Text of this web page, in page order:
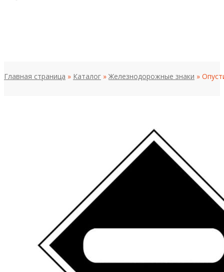
Главная страница » Каталог » Железнодорожные знаки »